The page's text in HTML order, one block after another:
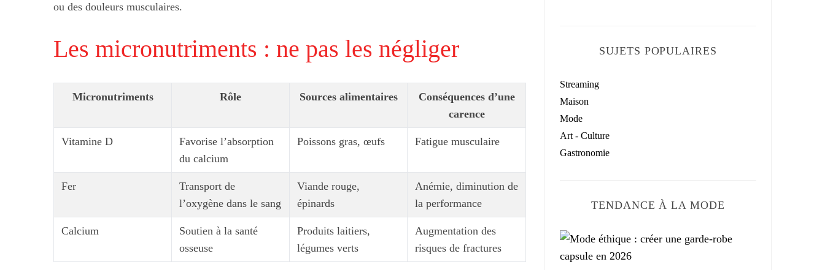
ou des douleurs musculaires.
Les micronutriments : ne pas les négliger
Micronutriments Rôle Sources alimentaires
Conséquences d’une
carence
Vitamine D
Favorise l’absorption
du calcium
Poissons gras, œufs Fatigue musculaire
Fer
Transport de
l’oxygène dans le sang
Viande rouge,
épinards
Anémie, diminution de
la performance
Calcium
Soutien à la santé
osseuse
Produits laitiers,
légumes verts
Augmentation des
risques de fractures
SUJETS POPULAIRES
Streaming
Maison
Mode
Art - Culture
Gastronomie
TENDANCE À LA MODE
e
c